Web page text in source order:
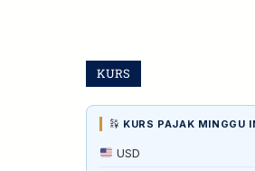
KURS
KURS PAJAK MINGGU
USD